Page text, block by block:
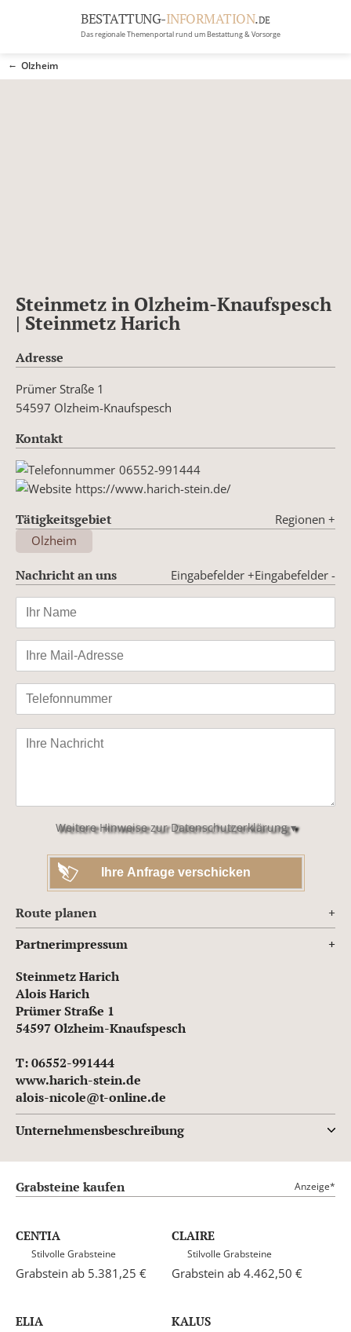
BESTATTUNG-INFORMATION.DE
Das regionale Themenportal rund um Bestattung & Vorsorge
BRANCHEN
Olzheim
Steinmetz in Olzheim-Knaufspesch
| Steinmetz Harich
Adresse
Prümer Straße 1
54597 Olzheim-Knaufspesch
Kontakt
06552-991444
https://www.harich-stein.de/
Tätigkeitsgebiet Regionen +
Olzheim
Nachricht an uns Eingabefelder -
Eingabefelder +
Bitte
lasse
leer.Weitere Hinweise zur Datenschutzerklärung ▾
Route planen
Partnerimpressum
Steinmetz Harich
Alois Harich
Prümer Straße 1
54597 Olzheim-Knaufspesch
T: 06552-991444
www.harich-stein.de
alois-nicole@t-online.de
Unternehmensbeschreibung
Grabsteine kaufen Anzeige*
CENTIA
Stilvolle Grabsteine
Grabstein ab 5.381,25 €
CLAIRE
Stilvolle Grabsteine
Grabstein ab 4.462,50 €
ELIA KALUS